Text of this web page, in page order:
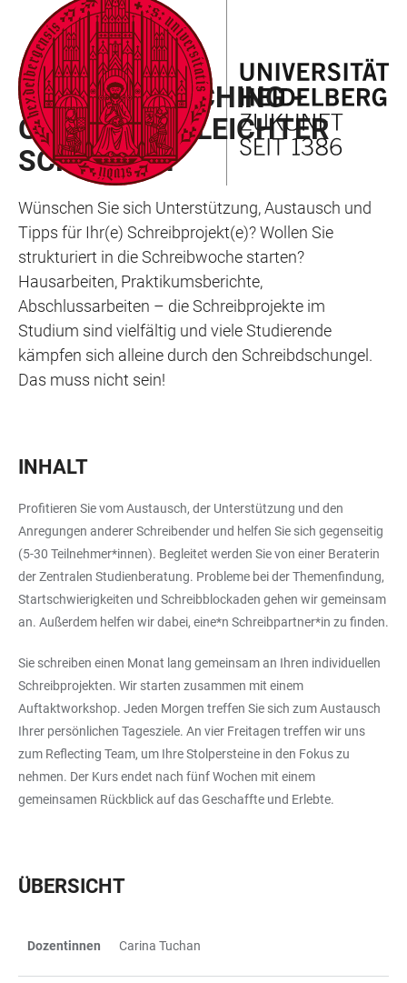
LINKS
ZUR
BARRIEREFREIHEIT
ZUM
HAUPTINHALT
HAUPTNAVIGATION
ÖFFNEN
WEBSEITENSUCHE
ÖFFNEN
SCHREIBCOACHING -
GEMEINSAM LEICHTER
SCHREIBEN
Wünschen Sie sich Unterstützung, Austausch und
Tipps für Ihr(e) Schreibprojekt(e)? Wollen Sie
strukturiert in die Schreibwoche starten?
Hausarbeiten, Praktikumsberichte,
Abschlussarbeiten – die Schreibprojekte im
Studium sind vielfältig und viele Studierende
kämpfen sich alleine durch den Schreibdschungel.
Das muss nicht sein!
INHALT
Profitieren Sie vom Austausch, der Unterstützung und den
Anregungen anderer Schreibender und helfen Sie sich gegenseitig
(5-30 Teilnehmer*innen). Begleitet werden Sie von einer Beraterin
der Zentralen Studienberatung. Probleme bei der Themenfindung,
Startschwierigkeiten und Schreibblockaden gehen wir gemeinsam
an. Außerdem helfen wir dabei, eine*n Schreibpartner*in zu finden.
Sie schreiben einen Monat lang gemeinsam an Ihren individuellen
Schreibprojekten. Wir starten zusammen mit einem
Auftaktworkshop. Jeden Morgen treffen Sie sich zum Austausch
Ihrer persönlichen Tagesziele. An vier Freitagen treffen wir uns
zum Reflecting Team, um Ihre Stolpersteine in den Fokus zu
nehmen. Der Kurs endet nach fünf Wochen mit einem
gemeinsamen Rückblick auf das Geschaffte und Erlebte.
ÜBERSICHT
Dozentinnen Carina Tuchan